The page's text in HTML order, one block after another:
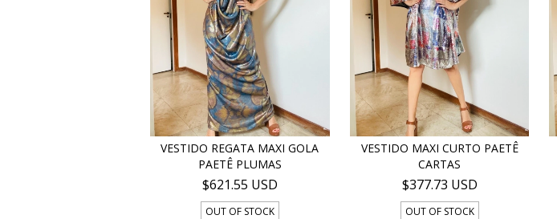
VESTIDO REGATA MAXI GOLA
PAETÊ PLUMAS
$621.55 USD
OUT OF STOCK
VESTIDO MAXI CURTO PAETÊ
CARTAS
$377.73 USD
OUT OF STOCK